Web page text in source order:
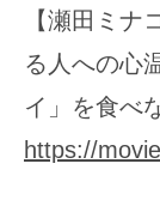
【瀬田ミ
る人への心
イ」を食べ
https://